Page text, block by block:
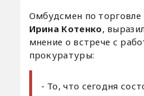
Омбудсмен по торговле
Ирина Котенко,
мнение о встрече с
прокуратуры:
- То, что сегодня